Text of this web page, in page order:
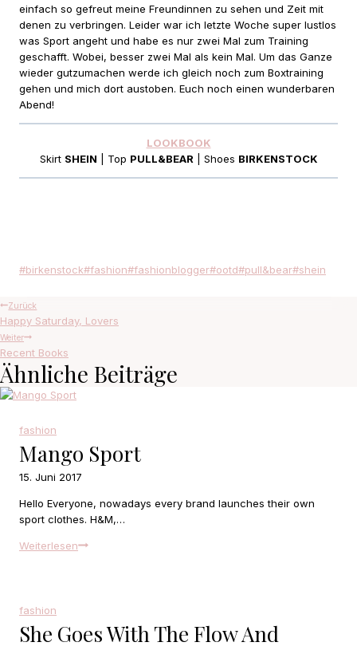
einfach so gefreut meine Freundinnen zu sehen und Zeit mit
denen zu verbringen. Leider war ich letzte Woche super lustlos
was Sport angeht und habe es nur zwei Mal zum Training
geschafft. Wobei, besser zwei Mal als kein Mal. Um das Ganze
wieder gutzumachen werde ich gleich noch zum Boxtraining
gehen und mich dort austoben. Euch noch einen wunderbaren
Abend!
LOOKBOOK
Skirt SHEIN | Top PULL&BEAR | Shoes BIRKENSTOCK
Schlagworte:
#birkenstock#fashion#fashionblogger#ootd#pull&bear#shein
Beitragsnavigation
Zurück
Happy Saturday, Lovers
Weiter
Recent Books
Ähnliche Beiträge
fashion
Mango Sport
15. Juni 2017
Hello Everyone, nowadays every brand launches their own
sport clothes. H&M,…
WeiterlesenMango
fashion
She Goes With The Flow And